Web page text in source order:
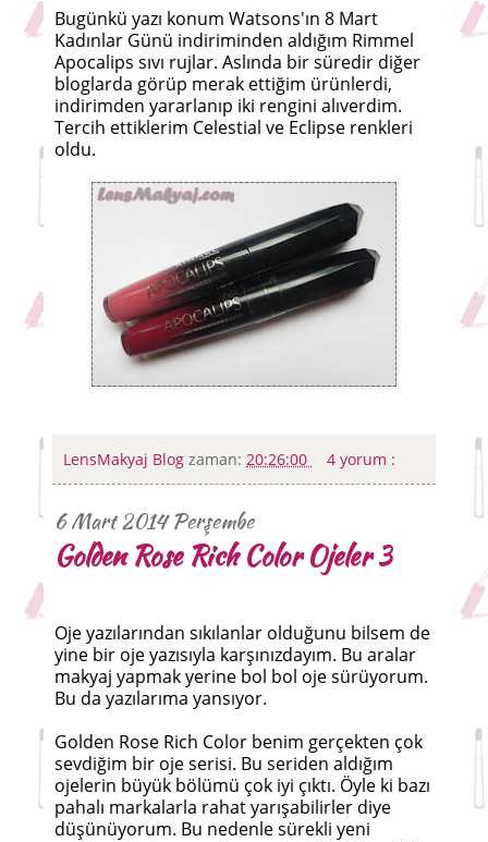
Bugünkü yazı konum Watsons'ın 8 Mart
Kadınlar Günü indiriminden aldığım Rimmel
Apocalips sıvı rujlar. Aslında bir süredir diğer
bloglarda görüp merak ettiğim ürünlerdi,
indirimden yararlanıp iki rengini alıverdim.
Tercih ettiklerim Celestial ve Eclipse renkleri
oldu.
LensMakyaj Blog zaman: 20:26:00 4 yorum :
6 Mart 2014 Perşembe
Golden Rose Rich Color Ojeler 3
Oje yazılarından sıkılanlar olduğunu bilsem de
yine bir oje yazısıyla karşınızdayım. Bu aralar
makyaj yapmak yerine bol bol oje sürüyorum.
Bu da yazılarıma yansıyor.
Golden Rose Rich Color benim gerçekten çok
sevdiğim bir oje serisi. Bu seriden aldığım
ojelerin büyük bölümü çok iyi çıktı. Öyle ki bazı
pahalı markalarla rahat yarışabilirler diye
düşünüyorum. Bu nedenle sürekli yeni